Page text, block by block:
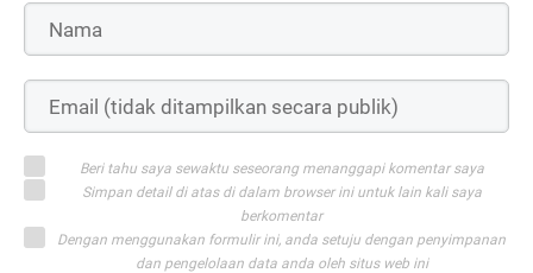
Beri tahu saya sewaktu seseorang menanggapi komentar saya
Simpan detail di atas di dalam browser ini untuk lain kali saya
berkomentar
Dengan menggunakan formulir ini, anda setuju dengan penyimpanan
dan pengelolaan data anda oleh situs web ini